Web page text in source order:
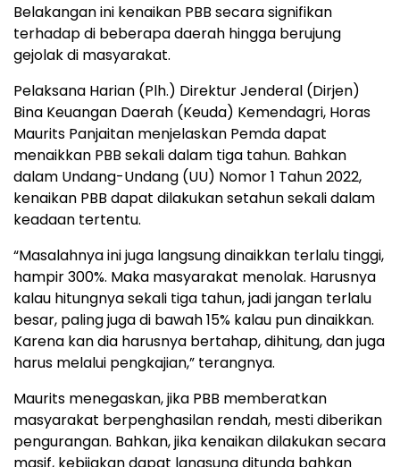
Belakangan ini kenaikan PBB secara signifikan
terhadap di beberapa daerah hingga berujung
gejolak di masyarakat.
Pelaksana Harian (Plh.) Direktur Jenderal (Dirjen)
Bina Keuangan Daerah (Keuda) Kemendagri, Horas
Maurits Panjaitan menjelaskan Pemda dapat
menaikkan PBB sekali dalam tiga tahun. Bahkan
dalam Undang-Undang (UU) Nomor 1 Tahun 2022,
kenaikan PBB dapat dilakukan setahun sekali dalam
keadaan tertentu.
“Masalahnya ini juga langsung dinaikkan terlalu tinggi,
hampir 300%. Maka masyarakat menolak. Harusnya
kalau hitungnya sekali tiga tahun, jadi jangan terlalu
besar, paling juga di bawah 15% kalau pun dinaikkan.
Karena kan dia harusnya bertahap, dihitung, dan juga
harus melalui pengkajian,” terangnya.
Maurits menegaskan, jika PBB memberatkan
masyarakat berpenghasilan rendah, mesti diberikan
pengurangan. Bahkan, jika kenaikan dilakukan secara